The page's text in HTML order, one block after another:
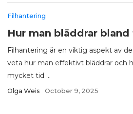
Filhantering
Hur man bläddrar bland
Filhantering är en viktig aspekt av
veta hur man effektivt bläddrar och
mycket tid ...
Olga Weis October 9, 2025